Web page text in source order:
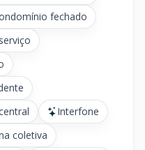
fechado
Interfone
coletiva